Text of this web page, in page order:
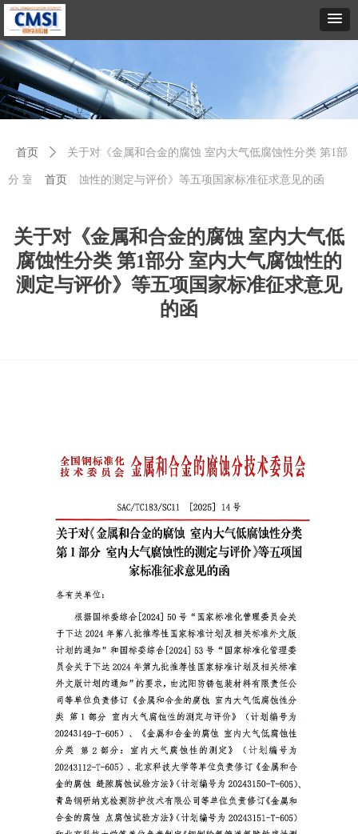
关于对《金属和合金的腐蚀 室内大气低
腐蚀性分类 第1部分 室内大气腐蚀性的
测定与评价》等五项国家标准征求意见
的函
首页 ꄲ 关于对《金属和合金的腐蚀 室内大气低腐蚀性分类 第1部
分 室内大气腐蚀性的测定与评价》等五项国家标准征求意见的函
首页